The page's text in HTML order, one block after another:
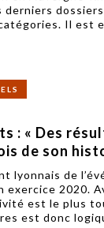
derniers
Il est
: « Des
de son
lyonnais de
exercice 2020.
est le plus
est donc